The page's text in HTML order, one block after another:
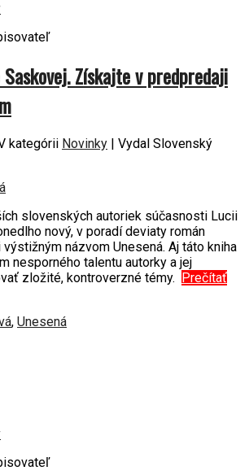
Saskovej. Získajte v predpredaji
kategórii Novinky | Vydal Slovenský
slovenských autoriek súčasnosti Lucii
nový, v poradí deviaty román
názvom Unesená. Aj táto kniha
nesporného talentu autorky a jej
zložité, kontroverzné témy.
Prečítať
, Unesená